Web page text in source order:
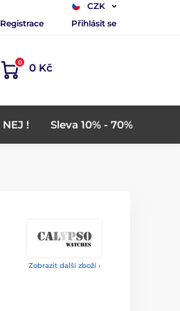
CZK
Registrace Přihlásit se
0 0 Kč
NEJ ! Sleva 10% - 70%
Zobrazit další zboží ›